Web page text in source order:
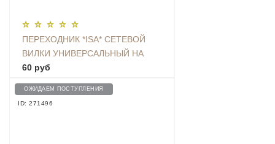
ПЕРЕХОДНИК *ISA* СЕТЕВОЙ
ВИЛКИ УНИВЕРСАЛЬНЫЙ НА
ЕВРО С ЗАЗЕМЛЕНИЕМ KT-168
60 руб
ОЖИДАЕМ ПОСТУПЛЕНИЯ
ID: 271496